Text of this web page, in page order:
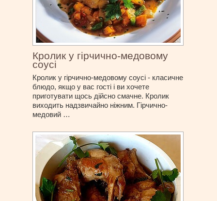
Кролик у гірчично-медовому
соусі
Кролик у гірчично-медовому соусі - класичне
блюдо, якщо у вас гості і ви хочете
приготувати щось дійсно смачне. Кролик
виходить надзвичайно ніжним. Гірчично-
медовий …